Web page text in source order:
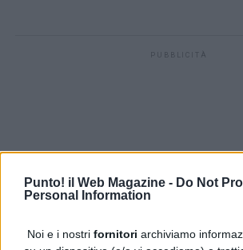
Punto! il Web Magazine - Do Not
Personal Information
Noi e i nostri fornitori archiviamo
PUBBLICITÀ